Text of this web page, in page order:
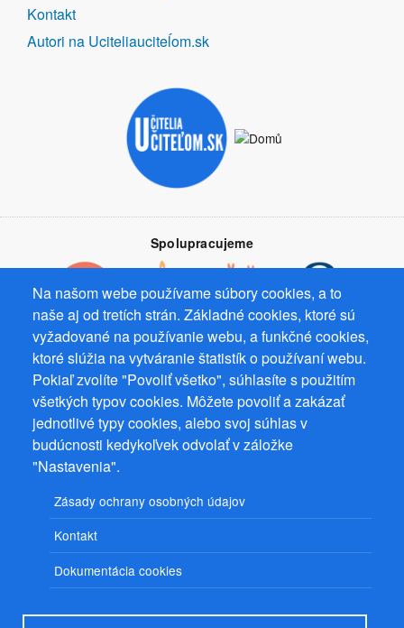
Na našom webe používame súbory cookies, a to
naše aj od tretích strán. Základné cookies, ktoré sú
vyžadované na používanie webu, a funkčné cookies,
ktoré slúžia na vytváranie štatistík o používaní webu.
Pokiaľ zvolíte "Povoliť všetko", súhlasíte s použitím
všetkých typov cookies. Môžete povoliť a zakázať
jednotlivé typy cookies, alebo svoj súhlas v
budúcnosti kedykoľvek odvolať v záložke
"Nastavenia".
Zásady ochrany osobných údajov
Kontakt
Dokumentácia cookies
Kontakt
Autori na Uciteliauciteĺom.sk
Spolupracujeme
Prevádzkovateľ: Mgr. Bc. Žaneta Radimecká, MBA, Ostrov 256, 561
22 Ostrov, IČ 08993033, DIČ CZ9161263958
© 2026PuzzleWebss.r.o.